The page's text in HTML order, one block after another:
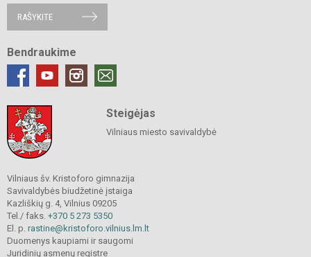
RAŠYKITE
Bendraukime
Steigėjas
Vilniaus miesto savivaldybė
Vilniaus šv. Kristoforo gimnazija
Savivaldybės biudžetinė įstaiga
Kazliškių g. 4, Vilnius 09205
Tel./ faks. +370 5 273 5350
El. p. rastine@kristoforo.vilnius.lm.lt
Duomenys kaupiami ir saugomi
Juridinių asmenų registre